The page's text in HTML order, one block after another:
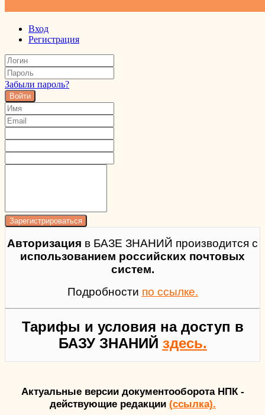
Вход
Регистрация
Забыли пароль?
Войти
Авторизация в БАЗЕ ЗНАНИЙ производится с
использованием российских почтовых
систем.
Подробности по ссылке.
Тарифы и условия на доступ в
БАЗУ ЗНАНИЙ здесь.
Актуальные версии документооборота НПК -
действующие редакции (ссылка).